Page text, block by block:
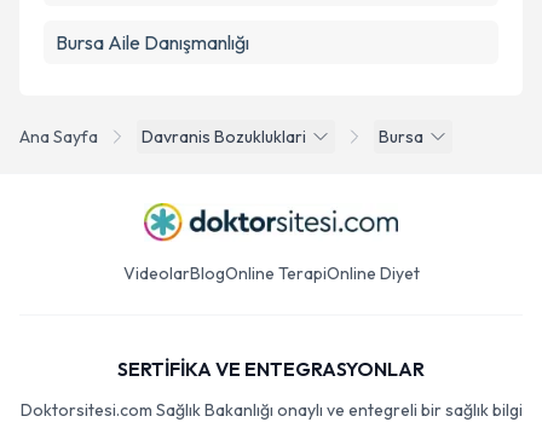
Ana Sayfa Davranis Bozukluklari Bursa
Bursa Aile Danışmanlığı
VideolarBlogOnline TerapiOnline Diyet
SERTİFİKA VE ENTEGRASYONLAR
Doktorsitesi.com Sağlık Bakanlığı onaylı ve entegreli bir sağlık bilgi